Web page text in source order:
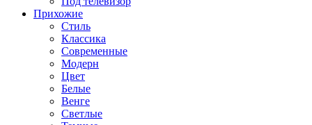
Прихожие
Стиль
Классика
Современные
Модерн
Цвет
Белые
Венге
Светлые